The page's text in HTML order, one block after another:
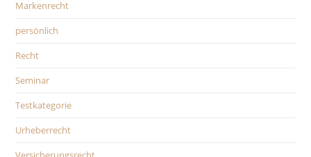
Markenrecht
persönlich
Recht
Seminar
Testkategorie
Urheberrecht